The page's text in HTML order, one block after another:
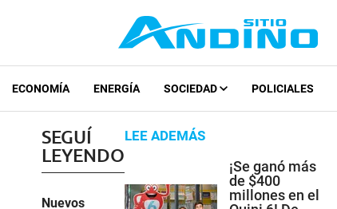
ECONOMÍA ENERGÍA SOCIEDAD POLICIALES
SEGUÍ
LEYENDO
Nuevos
LEE ADEMÁS
¡Se ganó más
de $400
millones en el